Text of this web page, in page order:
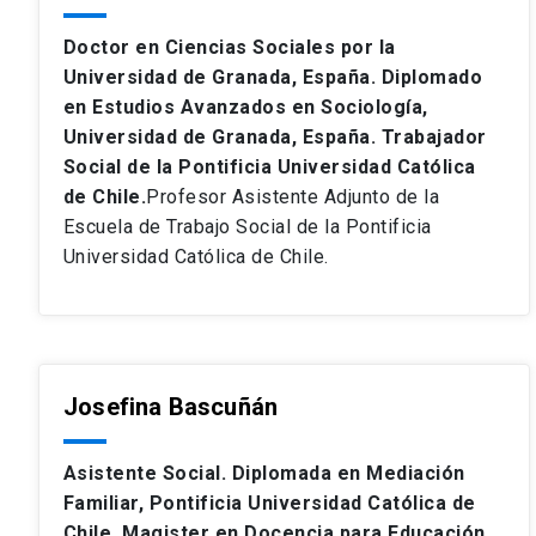
Doctor en Ciencias Sociales por la
Universidad de Granada, España. Diplomado
en Estudios Avanzados en Sociología,
Universidad de Granada, España. Trabajador
Social de la Pontificia Universidad Católica
de Chile.Profesor Asistente Adjunto de la
Escuela de Trabajo Social de la Pontificia
Universidad Católica de Chile.
Josefina Bascuñán
Asistente Social. Diplomada en Mediación
Familiar, Pontificia Universidad Católica de